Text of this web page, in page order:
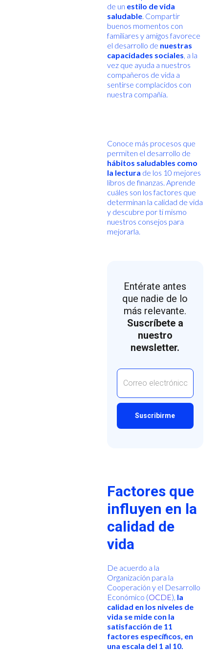
de un estilo de vida
saludable. Compartir
buenos momentos con
familiares y amigos favorece
el desarrollo de nuestras
capacidades sociales, a la
vez que ayuda a nuestros
compañeros de vida a
sentirse complacidos con
nuestra compañía.
Conoce más procesos que
permiten el desarrollo de
hábitos saludables como
la lectura de los 10 mejores
libros de finanzas. Aprende
cuáles son los factores que
determinan la calidad de vida
y descubre por ti mismo
nuestros consejos para
mejorarla.
Entérate antes
que nadie de lo
más relevante.
Suscríbete a
nuestro
newsletter.
Factores que
influyen en la
calidad de
vida
De acuerdo a la
Organización para la
Cooperación y el Desarrollo
Económico (OCDE), la
calidad en los niveles de
vida se mide con la
satisfacción de 11
factores específicos, en
una escala del 1 al 10.